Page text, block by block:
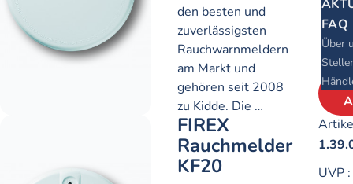
FAQ
Über
den besten und
zuverlässigsten
Rauchwarnmeldern
am Markt und
gehören seit 2008
zu Kidde. Die …
FIREX
Rauchmelder
KF20
UVP :